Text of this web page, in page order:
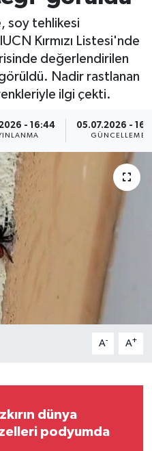
soy tehlikesi
Kırmızı Listesi'nde
değerlendirilen
Nadir rastlanan
ilgi çekti.
- 16:44 05.07.2026 -
GÜNCELLEME
A- A+
dünya
podyumda